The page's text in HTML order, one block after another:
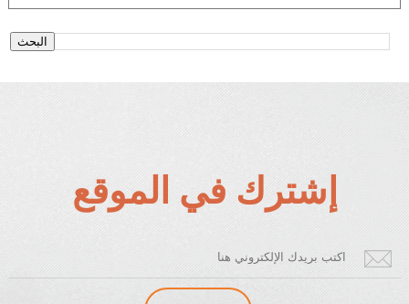
إشترك في الموقع